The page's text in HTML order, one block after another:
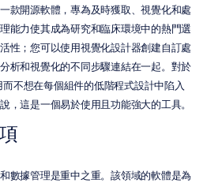
款開源軟體，專為及時獲取、視覺化和處
能力使其成為研究和臨床環境中的熱門選
性；您可以使用視覺化設計器創建自訂處
析和視覺化的不同步驟連結在一起。對於
不想在每個組件的低階程式設計中陷入
，這是一個易於使用且功能強大的工具。
數據管理是重中之重。該領域的軟體是為